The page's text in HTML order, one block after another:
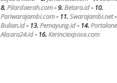
8.Pilardaerah.com- 9.Betara.id- 10.
Pariwarajambi.com- 11.Swarajambi.net-
Bulian.id- 13.Pemayung.id- 14.
Aksara24.id- 16.Kerinciexpose.com